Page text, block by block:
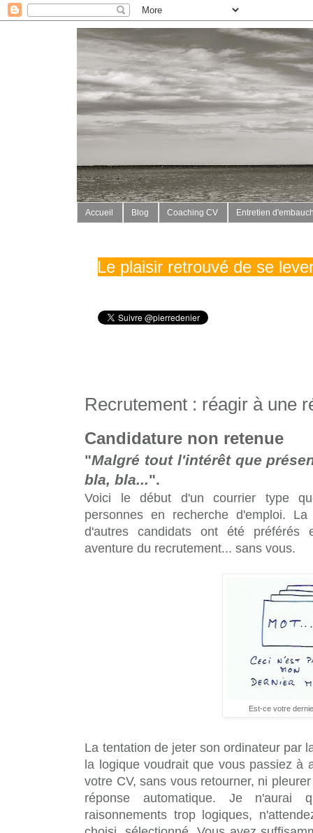
Accueil Blog Coaching CV Entretien
Le plaisir retrouvé de se
Recrutement : réagir à une
Candidature non retenue
"Malgré tout l'intérêt que
bla, bla...".
Voici le début d'un courrier type
personnes en recherche d'emploi.
d'autres candidats ont été préférés
aventure du recrutement... sans vous.
Est-ce votre
La tentation de jeter son ordinateur par
la logique voudrait que vous passiez à
votre CV, sans vous retourner, ni
réponse automatique. Je n'aurai
raisonnements trop logiques,